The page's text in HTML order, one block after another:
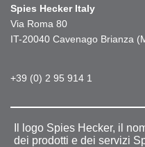
Spies Hecker Italy
Via Roma 80
IT-20040 Cavenago Brianza
+39 (0) 2 95 914 1
Il logo Spies Hecker, il
dei prodotti e dei servizi